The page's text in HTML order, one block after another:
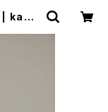
kand